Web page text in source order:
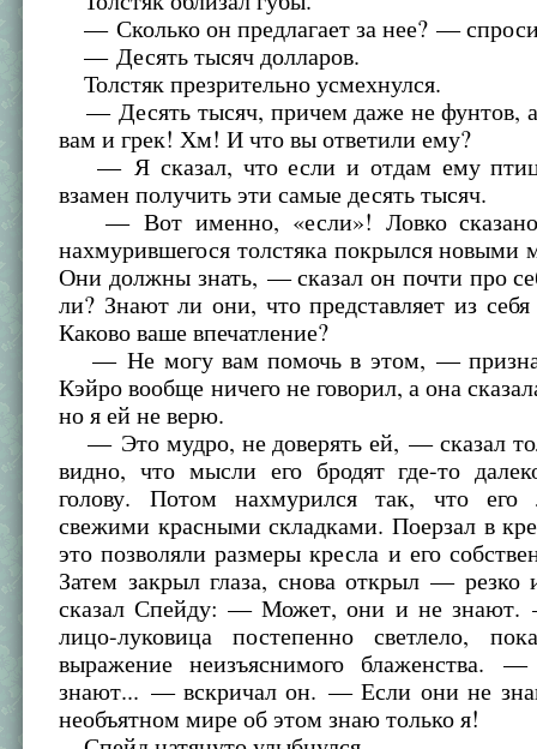
— Сколько он предлагает за нее? —
— Десять тысяч долларов.
Толстяк презрительно усмехнулся.
— Десять тысяч, причем даже не фунтов,
вам и грек! Хм! И что вы ответили ему?
— Я сказал, что если и отдам ему
взамен получить эти самые десять тысяч.
— Вот именно, «если»! Ловко
нахмурившегося толстяка покрылся
Они должны знать, — сказал он почти про
ли? Знают ли они, что представляет из
Каково ваше впечатление?
— Не могу вам помочь в этом, —
Кэйро вообще ничего не говорил, а она
но я ей не верю.
— Это мудро, не доверять ей, — сказал
видно, что мысли его бродят где-то
голову. Потом нахмурился так, что его
свежими красными складками. Поерзал в
это позволяли размеры кресла и его
Затем закрыл глаза, снова открыл —
сказал Спейду: — Может, они и не знают.
лицо-луковица постепенно светлело,
выражение неизъяснимого блаженства.
знают... — вскричал он. — Если они не
необъятном мире об этом знаю только я!